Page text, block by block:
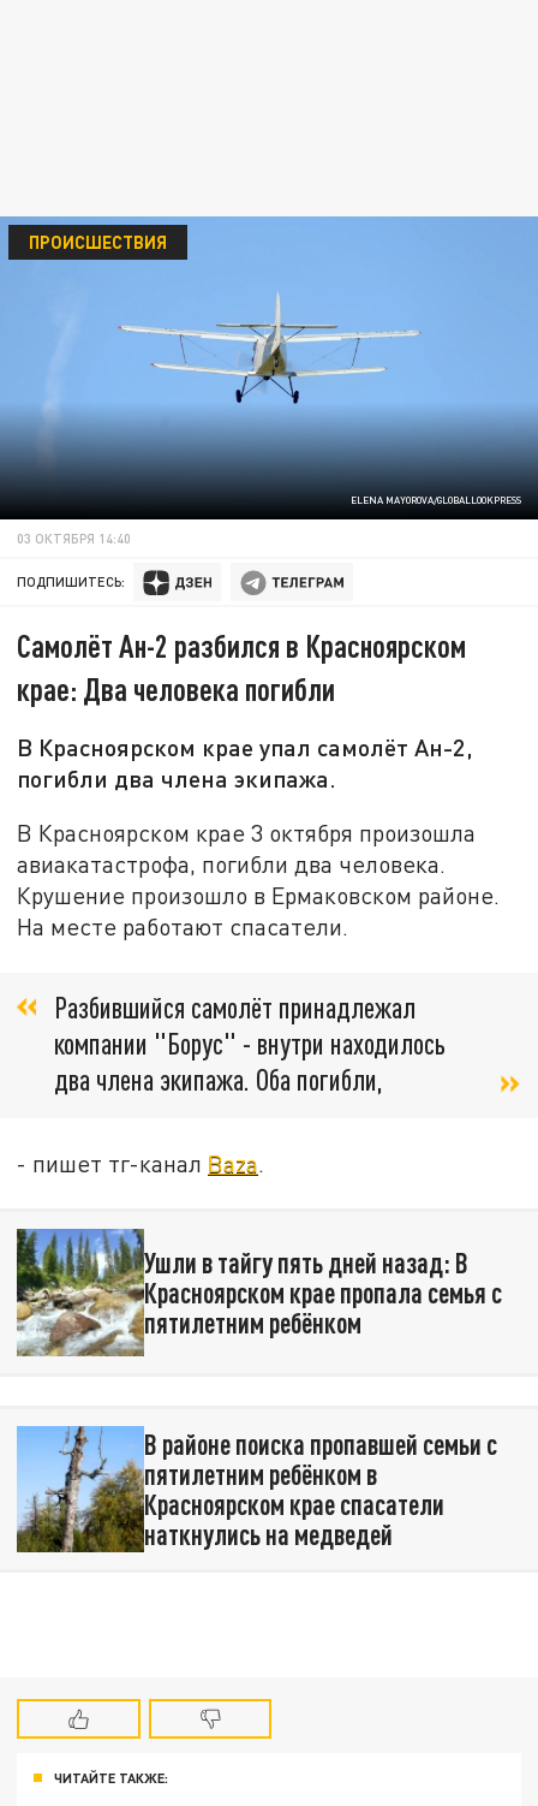
ELENA MAYOROVA/GLOBALLOOKPRESS
ПРОИСШЕСТВИЯ
03 ОКТЯБРЯ 14:40
ПОДПИШИТЕСЬ:
Самолёт Ан-2 разбился в Красноярском
крае: Два человека погибли
В Красноярском крае упал самолёт Ан-2,
погибли два члена экипажа.
В Красноярском крае 3 октября произошла
авиакатастрофа, погибли два человека.
Крушение произошло в Ермаковском районе.
На месте работают спасатели.
Разбившийся самолёт принадлежал
компании "Борус" - внутри находилось
два члена экипажа. Оба погибли,
- пишет тг-канал Baza.
Ушли в тайгу пять дней назад: В
Красноярском крае пропала семья с
пятилетним ребёнком
В районе поиска пропавшей семьи с
пятилетним ребёнком в
Красноярском крае спасатели
наткнулись на медведей
ЧИТАЙТЕ ТАКЖЕ: